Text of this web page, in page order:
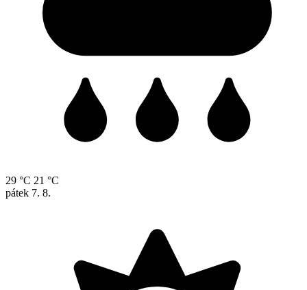
29 °C 21 °C
pátek 7. 8.